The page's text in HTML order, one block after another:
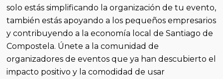
solo estás simplificando la organización de tu evento,
también estás apoyando a los pequeños empresarios
y contribuyendo a la economía local de Santiago de
Compostela. Únete a la comunidad de
organizadores de eventos que ya han descubierto el
impacto positivo y la comodidad de usar